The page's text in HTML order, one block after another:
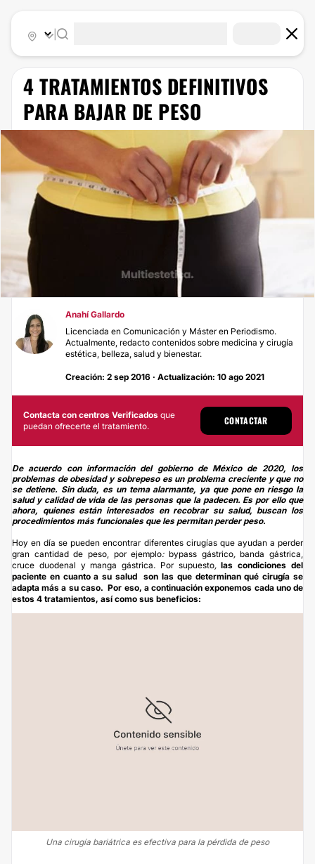
4 TRATAMIENTOS DEFINITIVOS
PARA BAJAR DE PESO
Anahí Gallardo
Licenciada en Comunicación y Máster en Periodismo.
Actualmente, redacto contenidos sobre medicina y cirugía
estética, belleza, salud y bienestar.
Creación: 2 sep 2016 · Actualización: 10 ago 2021
Contacta con centros Verificados que
puedan ofrecerte el tratamiento.
CONTACTAR
De acuerdo con información del gobierno de México de 2020, los
problemas de obesidad y sobrepeso es un problema creciente y que no
se detiene. Sin duda, es un tema alarmante, ya que pone en riesgo la
salud y calidad de vida de las personas que la padecen. Es por ello que
ahora, quienes están interesados en recobrar su salud, buscan los
procedimientos más funcionales que les permitan perder peso.
Hoy en día se pueden encontrar diferentes cirugías que ayudan a perder
gran cantidad de peso, por ejemplo:bypass gástrico,banda gástrica,
cruce duodenal ymanga gástrica. Por supuesto,las condiciones del
paciente en cuanto a su salud son las que determinan qué cirugía se
adapta más a su caso. Por eso, a continuación exponemos cada uno de
estos 4 tratamientos, así como sus beneficios:
Una cirugía bariátrica es efectiva para la pérdida de peso